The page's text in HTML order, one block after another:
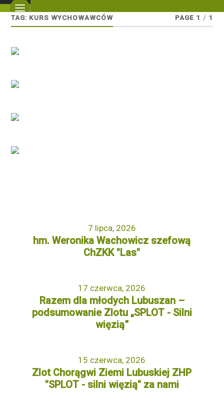
TAG: KURS WYCHOWAWCÓW PAGE 1 / 1
7 lipca, 2026
hm. Weronika Wachowicz szefową
ChZKK "Las"
17 czerwca, 2026
Razem dla młodych Lubuszan –
podsumowanie Zlotu „SPLOT - Silni
więzią”
15 czerwca, 2026
Zlot Chorągwi Ziemi Lubuskiej ZHP
"SPLOT - silni więzią" za nami